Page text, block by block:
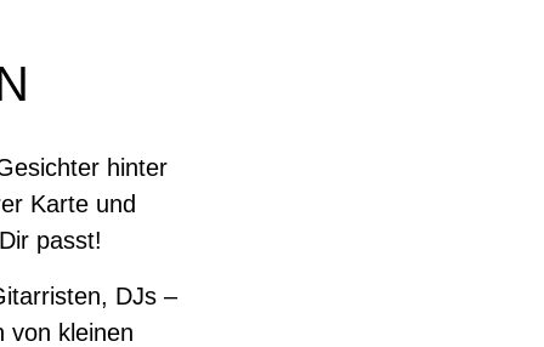
hinter
Karte und
passt!
DJs –
von kleinen